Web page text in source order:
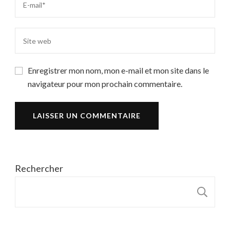
Enregistrer mon nom, mon e-mail et mon site dans le
navigateur pour mon prochain commentaire.
Rechercher